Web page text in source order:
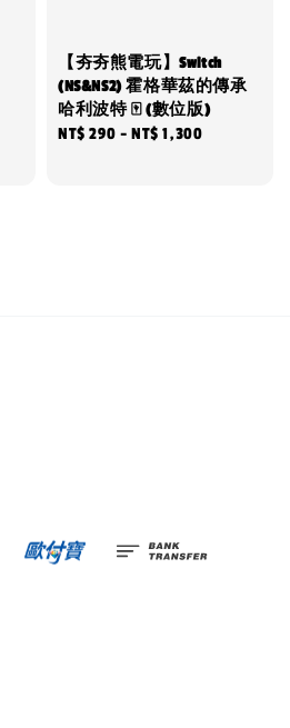
【夯夯熊電玩】Switch
(NS&NS2) 霍格華茲的傳承
哈利波特 🀄 (數位版)
Regular
NT$ 290 -NT$ 1,300